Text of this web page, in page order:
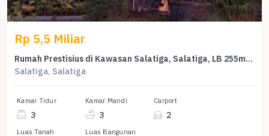
Rp 5,5 Miliar
Rumah Prestisius di Kawasan Salatiga, Salatiga, LB 255m², Harga 5,5 Miliar
Salatiga, Salatiga
Kamar Tidur
3
Kamar Mandi
3
Carport
2
Luas Tanah Luas Bangunan